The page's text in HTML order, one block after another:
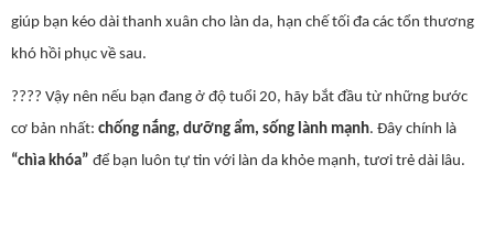
giúp bạn kéo dài thanh xuân cho làn da, hạn chế tối đa các tổn thương
khó hồi phục về sau.
???? Vậy nên nếu bạn đang ở độ tuổi 20, hãy bắt đầu từ những bước
cơ bản nhất: chống nắng, dưỡng ẩm, sống lành mạnh. Đây chính là
“chìa khóa” để bạn luôn tự tin với làn da khỏe mạnh, tươi trẻ dài lâu.